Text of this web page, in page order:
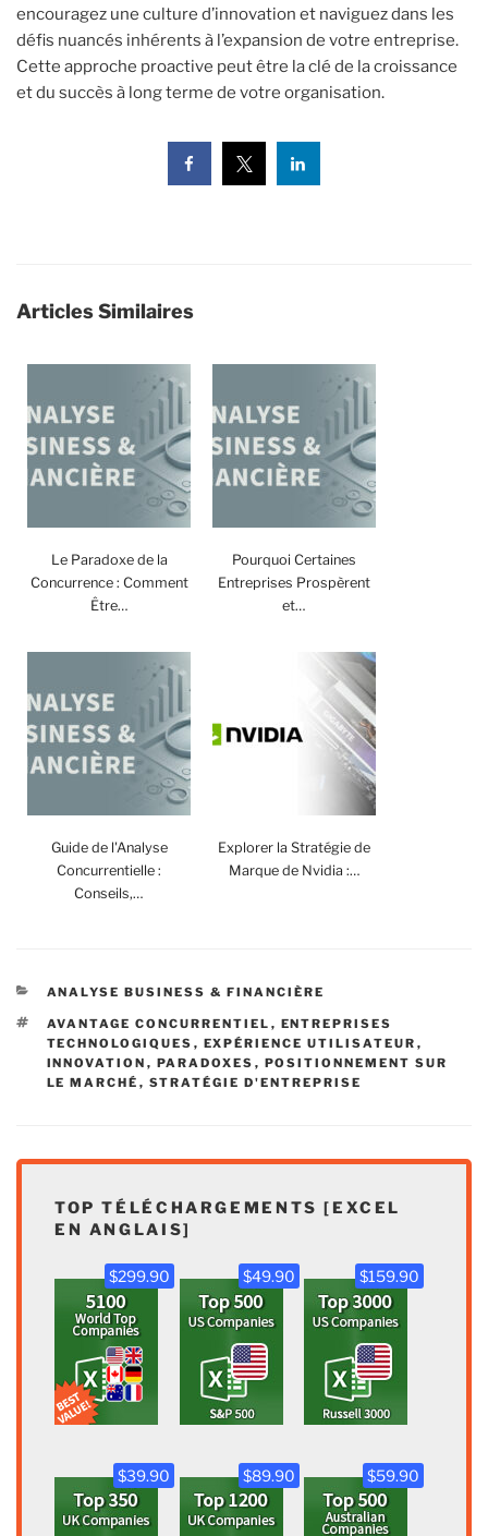
encouragez une culture d’innovation et naviguez dans les
défis nuancés inhérents à l’expansion de votre entreprise.
Cette approche proactive peut être la clé de la croissance
et du succès à long terme de votre organisation.
Articles Similaires
Le Paradoxe de la
Concurrence : Comment
Être…
Pourquoi Certaines
Entreprises Prospèrent
et…
Guide de l'Analyse
Concurrentielle :
Conseils,…
Explorer la Stratégie de
Marque de Nvidia :…
CATÉGORIES
ANALYSE BUSINESS & FINANCIÈRE
ÉTIQUETTES
AVANTAGE CONCURRENTIEL , ENTREPRISES
TECHNOLOGIQUES , EXPÉRIENCE UTILISATEUR ,
INNOVATION , PARADOXES , POSITIONNEMENT SUR
LE MARCHÉ , STRATÉGIE D'ENTREPRISE
TOP TÉLÉCHARGEMENTS [EXCEL
EN ANGLAIS]
$299.90 $49.90 $159.90
$39.90 $89.90 $59.90